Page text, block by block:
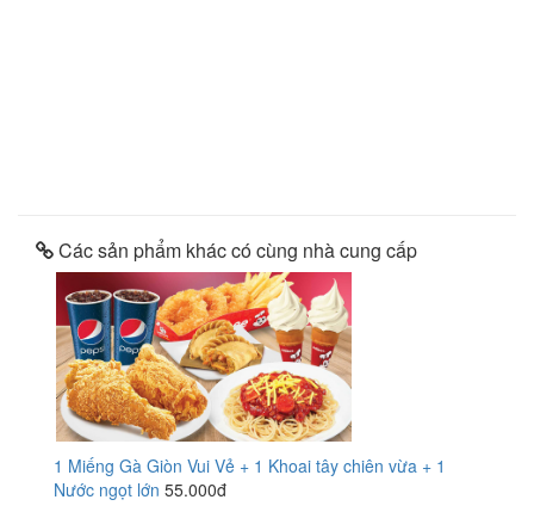
Các sản phẩm khác có cùng nhà cung cấp
1 Miếng Gà Giòn Vui Vẻ + 1 Khoai tây chiên vừa + 1
Nước ngọt lớn 55.000đ